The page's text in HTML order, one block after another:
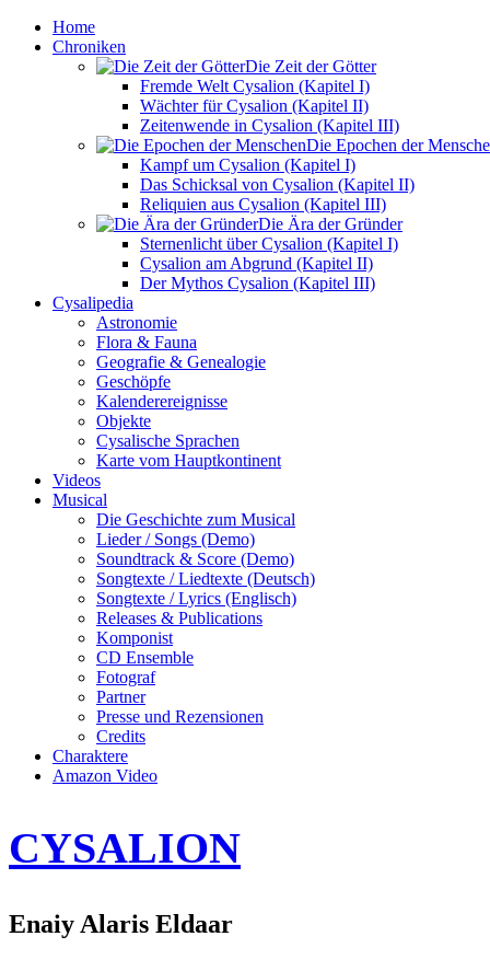
Home
Chroniken
Die Zeit der Götter
Fremde Welt Cysalion (Kapitel I)
Wächter für Cysalion (Kapitel II)
Zeitenwende in Cysalion (Kapitel III)
Die Epochen der
Kampf um Cysalion (Kapitel I)
Das Schicksal von Cysalion (Kapitel II)
Reliquien aus Cysalion (Kapitel III)
Die Ära der Gründer
Sternenlicht über Cysalion (Kapitel I)
Cysalion am Abgrund (Kapitel II)
Der Mythos Cysalion (Kapitel III)
Cysalipedia
Astronomie
Flora & Fauna
Geografie & Genealogie
Geschöpfe
Kalenderereignisse
Objekte
Cysalische Sprachen
Karte vom Hauptkontinent
Videos
Musical
Die Geschichte zum Musical
Lieder / Songs (Demo)
Soundtrack & Score (Demo)
Songtexte / Liedtexte (Deutsch)
Songtexte / Lyrics (Englisch)
Releases & Publications
Komponist
CD Ensemble
Fotograf
Partner
Presse und Rezensionen
Credits
Charaktere
Amazon Video
CYSALION
Enaiy Alaris Eldaar